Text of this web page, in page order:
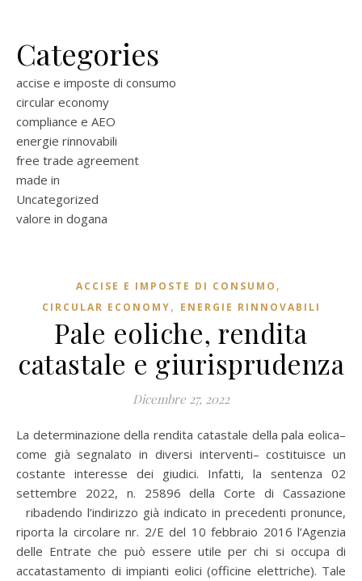
Categories
accise e imposte di consumo
circular economy
compliance e AEO
energie rinnovabili
free trade agreement
made in
Uncategorized
valore in dogana
ACCISE E IMPOSTE DI CONSUMO ,
CIRCULAR ECONOMY, ENERGIE RINNOVABILI
Pale eoliche, rendita
catastale e giurisprudenza
Dicembre 27, 2022
La determinazione della rendita catastale della pala eolica–
come già segnalato in diversi interventi– costituisce un
costante interesse dei giudici. Infatti, la sentenza 02
settembre 2022, n. 25896 della Corte di Cassazione
ribadendo l’indirizzo già indicato in precedenti pronunce,
riporta la circolare nr. 2/E del 10 febbraio 2016 l’Agenzia
delle Entrate che può essere utile per chi si occupa di
accatastamento di impianti eolici (officine elettriche). Tale